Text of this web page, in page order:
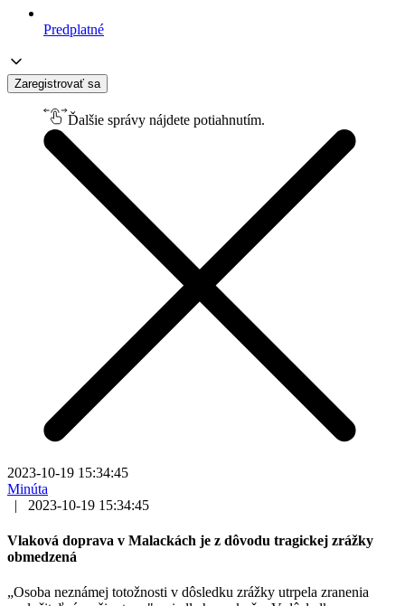
Predplatné
Zaregistrovať sa
Ďalšie správy nájdete potiahnutím.
2023-10-19 15:34:45
Minúta
|
2023-10-19 15:34:45
Vlaková doprava v Malackách je z dôvodu tragickej zrážky
obmedzená
„Osoba neznámej totožnosti v dôsledku zrážky utrpela zranenia